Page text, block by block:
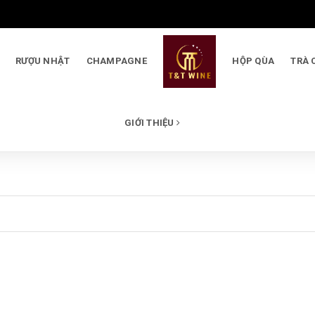
RƯỢU NHẬT CHAMPAGNE HỘP QÙA TRÀ
GIỚI THIỆU